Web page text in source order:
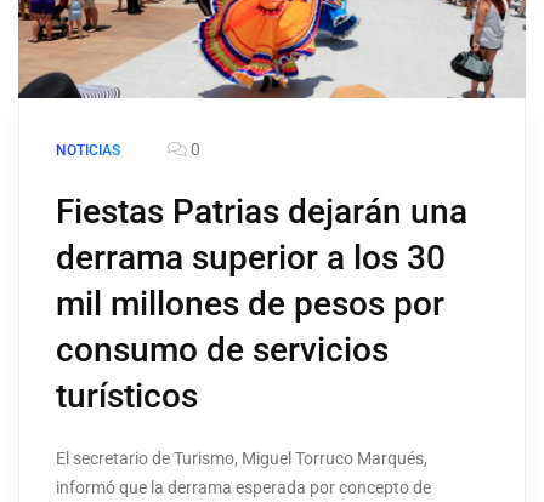
NOTICIAS 0
Fiestas Patrias dejarán una
derrama superior a los 30
mil millones de pesos por
consumo de servicios
turísticos
El secretario de Turismo, Miguel Torruco Marqués,
informó que la derrama esperada por concepto de